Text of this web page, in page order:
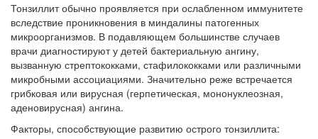
Тонзиллит обычно проявляется при ослабленном иммунитете
вследствие проникновения в миндалины патогенных
микроорганизмов. В подавляющем большинстве случаев
врачи диагностируют у детей бактериальную ангину,
вызванную стрептококками, стафилококками или различными
микробными ассоциациями. Значительно реже встречается
грибковая или вирусная (герпетическая, мононуклеозная,
аденовирусная) ангина.
Факторы, способствующие развитию острого тонзиллита: